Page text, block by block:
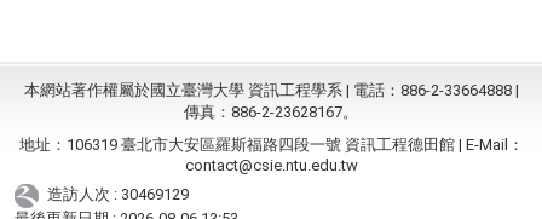
本網站著作權屬於國立臺灣大學 資訊工程學系 | 電話：886-2-33664888 |
傳真：886-2-23628167。
地址：106319 臺北市大安區羅斯福路四段一號 資訊工程德田館 | E-Mail：
contact@csie.ntu.edu.tw
造訪人次 : 30469129